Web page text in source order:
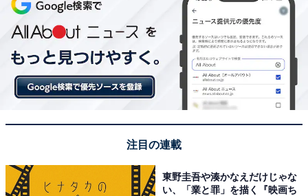
注目の連載
東野圭吾や湊かなえだけじゃな
い、「業と罪」を描く『映画ち